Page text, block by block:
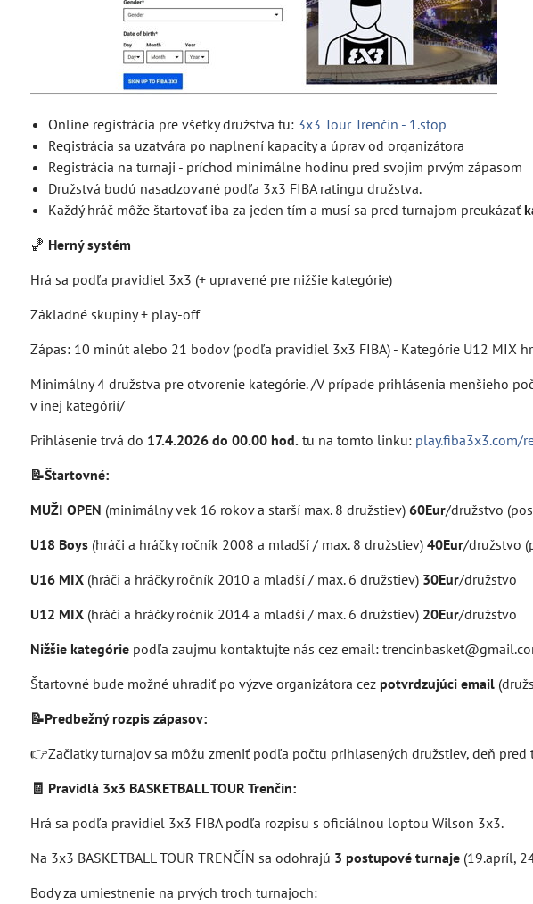
Online registrácia pre všetky družstva tu: 3x3 Tour Trenčín - 1.stop
Registrácia sa uzatvára po naplnení kapacity a úprav od organizátora
Registrácia na turnaji - príchod minimálne hodinu pred svojim prvým zápasom
Družstvá budú nasadzované podľa 3x3 FIBA ratingu družstva.
Každý hráč môže štartovať iba za jeden tím a musí sa pred turnajom preukázať
🏀 Herný systém
Hrá sa podľa pravidiel 3x3 (+ upravené pre nižšie kategórie)
Základné skupiny + play-off
Zápas: 10 minút alebo 21 bodov (podľa pravidiel 3x3 FIBA) - Kategórie U12 MIX
Minimálny 4 družstva pre otvorenie kategórie. /V prípade prihlásenia menšieho
v inej kategórií/
Prihlásenie trvá do 17.4.2026 do 00.00 hod.tu na tomto linku: play.fiba3x3.com/
📝Štartovné:
MUŽI OPEN (minimálny vek 16 rokov a starší max. 8 družstiev) 60Eur/družstvo
U18 Boys(hráči a hráčky ročník 2008 a mladší / max. 8 družstiev) 40Eur/družstvo
U16 MIX(hráči a hráčky ročník 2010 a mladší / max. 6 družstiev) 30Eur/družstvo
U12 MIX(hráči a hráčky ročník 2014 a mladší / max. 6 družstiev) 20Eur/družstvo
Nižšie kategóriepodľa zaujmu kontaktujte nás cez email:
Štartovné bude možné uhradiť po výzve organizátora cez potvrdzujúci email
📝Predbežný rozpis zápasov:
👉Začiatky turnajov sa môžu zmeniť podľa počtu prihlasených družstiev, deň
🧾 Pravidlá 3x3 BASKETBALL TOUR Trenčín:
Hrá sa podľa pravidiel 3x3 FIBA podľa rozpisu s oficiálnou loptou Wilson 3x3.
Na 3x3 BASKETBALL TOUR TRENČÍN sa odohrajú 3 postupové turnaje(19.apríl,
Body za umiestnenie na prvých troch turnajoch: